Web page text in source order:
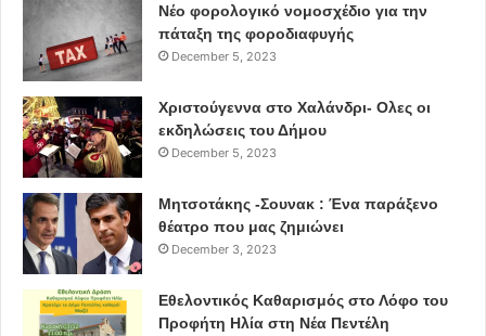
Νέο φορολογικό νομοσχέδιο για την
πάταξη της φοροδιαφυγής
December 5, 2023
Χριστούγεννα στο Χαλάνδρι- Ολες οι
εκδηλώσεις του Δήμου
December 5, 2023
Μητσοτάκης -Σουνακ : Ένα παράξενο
θέατρο που μας ζημιώνει
December 3, 2023
Εθελοντικός Καθαρισμός στο Λόφο του
Προφήτη Ηλία στη Νέα Πεντέλη